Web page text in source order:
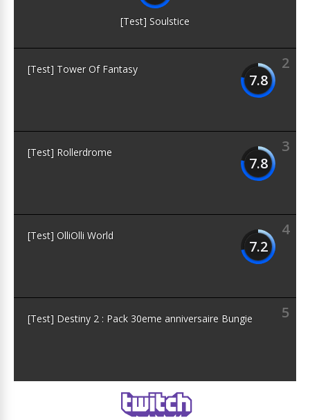
[Test] Soulstice
2
7.8
[Test] Tower Of Fantasy
3
7.8
[Test] Rollerdrome
4
7.2
[Test] OlliOlli World
5
[Test] Destiny 2 : Pack 30eme anniversaire Bungie